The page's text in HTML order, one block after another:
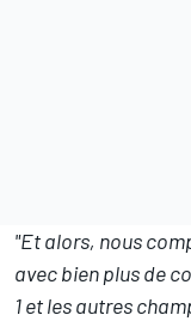
"Et alors, nous
avec bien plus de
1 et les autres